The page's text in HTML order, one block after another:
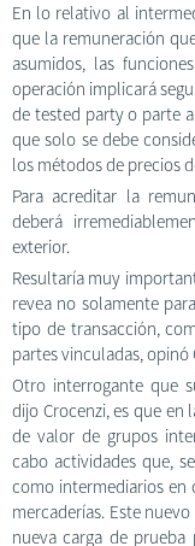
En lo relativo al
que la remuneración
asumidos, las
operación implicará
de tested party o parte
que solo se debe
los métodos de precios
Para acreditar la
deberá
exterior.
Resultaría muy
revea no solamente
tipo de transacción,
partes vinculadas, opinó
Otro interrogante que
dijo Crocenzi, es que en
de valor de grupos
cabo actividades que,
como intermediarios en
mercaderías. Este
nueva carga de